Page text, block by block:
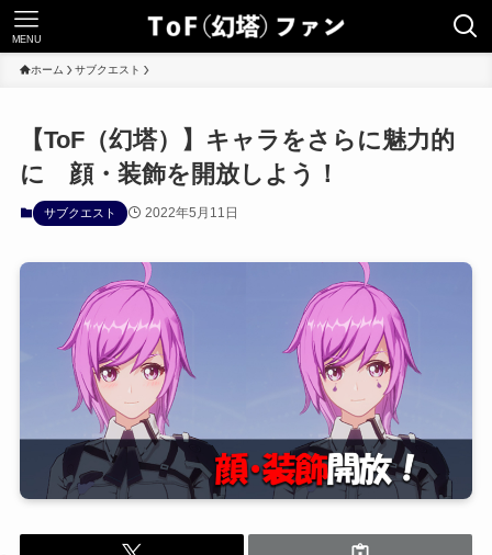
MENU
ホーム サブクエスト
【ToF（幻塔）】キャラをさらに魅力的
に 顔・装飾を開放しよう！
サブクエスト 2022年5月11日